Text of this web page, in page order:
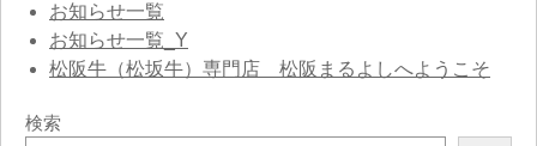
お知らせ一覧
お知らせ一覧_Y
松阪牛（松坂牛）専門店 松阪まるよしへようこそ
検索